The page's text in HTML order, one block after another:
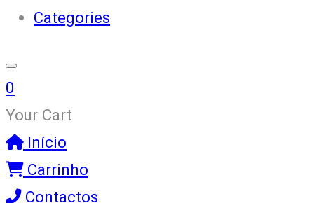
Categories
0
Your Cart
Início
Carrinho
Contactos